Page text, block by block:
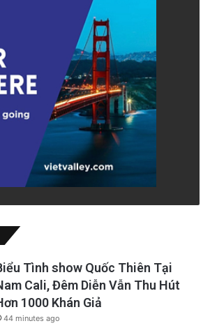
Tình show Quốc Thiên Tại
Cali, Đêm Diễn Vẫn Thu Hút
1000 Khán Giả
44 minutes ago